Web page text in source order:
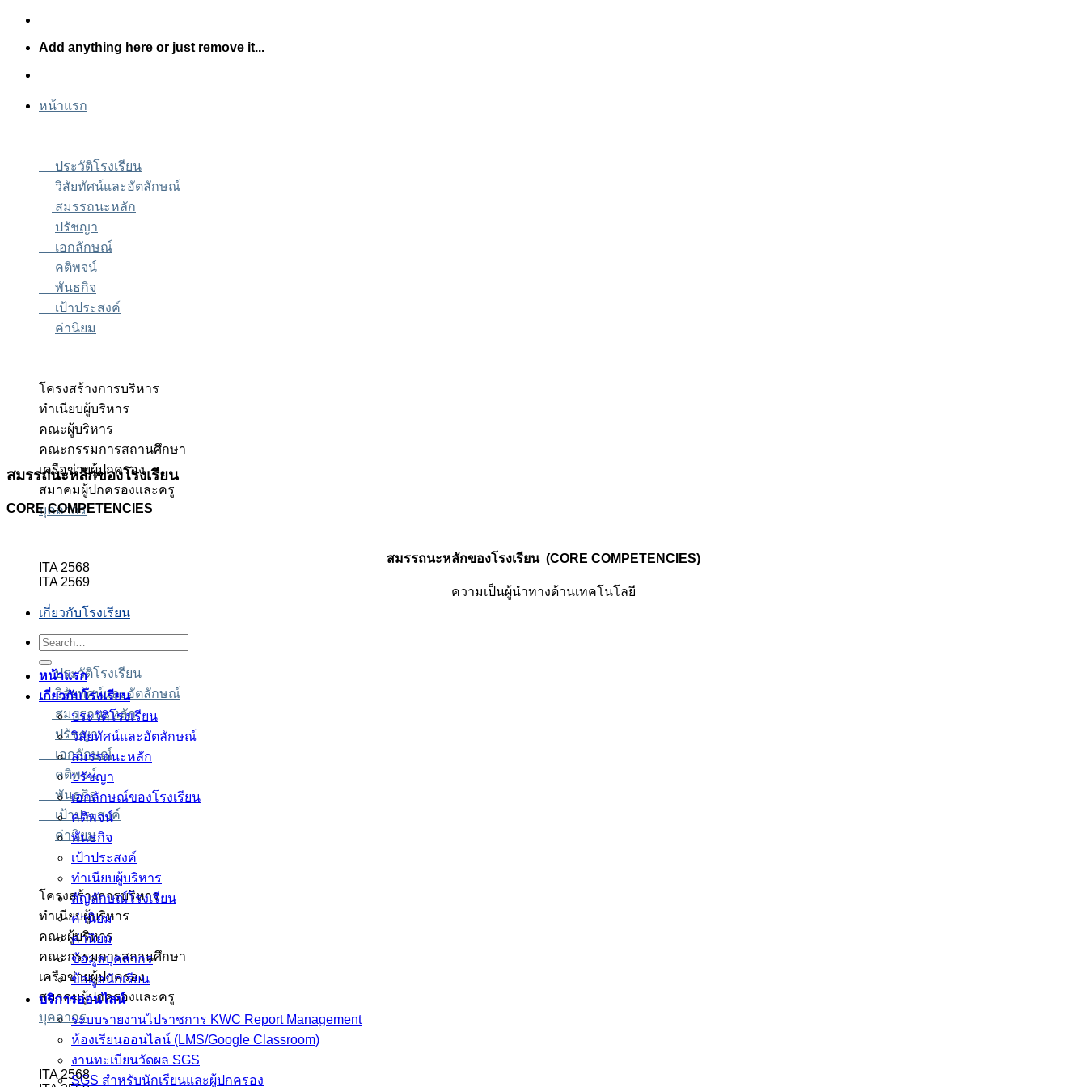
Skip
contentAdd anything here or just remove it...
หน้าแรก
ประวัติโรงเรียน
วิสัยทัศน์และอัตลักษณ์
สมรรถนะหลัก
ปรัชญา
เอกลักษณ์
คติพจน์
พันธกิจ
เป้าประสงค์
ค่านิยม
โครงสร้างการบริหาร
ทำเนียบผู้บริหาร
คณะผู้บริหาร
คณะกรรมการสถานศึกษา
เครือข่ายผู้ปกครอง
สมาคมผู้ปกครองและครู
บุคลากร
ITA 2568
ITA 2569
เกี่ยวกับโรงเรียน
ประวัติโรงเรียน
วิสัยทัศน์และอัตลักษณ์
สมรรถนะหลัก
ปรัชญา
เอกลักษณ์
คติพจน์
พันธกิจ
เป้าประสงค์
ค่านิยม
โครงสร้างการบริหาร
ทำเนียบผู้บริหาร
คณะผู้บริหาร
คณะกรรมการสถานศึกษา
เครือข่ายผู้ปกครอง
สมาคมผู้ปกครองและครู
บุคลากร
ITA 2568
สมรรถนะหลักของโรงเรียน
CORE COMPETENCIES
สมรรถนะหลักของโรงเรียน (CORE COMPETENCIES)
ความเป็นผู้นำทางด้านเทคโนโลยี
ล็อตเว็บตรง
ล็อตเว็บตรง
Search
for:
หน้าแรก
เกี่ยวกับโรงเรียน
ประวัติโรงเรียน
วิสัยทัศน์และอัตลักษณ์
สมรรถนะหลัก
ปรัชญา
เอกลักษณ์ของโรงเรียน
คติพจน์
พันธกิจ
เป้าประสงค์
ทำเนียบผู้บริหาร
สัญลักษณ์โรงเรียน
ค่านิยม
ค่านิยม
ข้อมูลบุคลากร
ข้อมูลนักเรียน
บริการออนไลน์
ระบบรายงานไปราชการ KWC Report Management
ห้องเรียนออนไลน์ (LMS/Google Classroom)
งานทะเบียนวัดผล SGS
SGS สำหรับนักเรียนและผู้ปกครอง